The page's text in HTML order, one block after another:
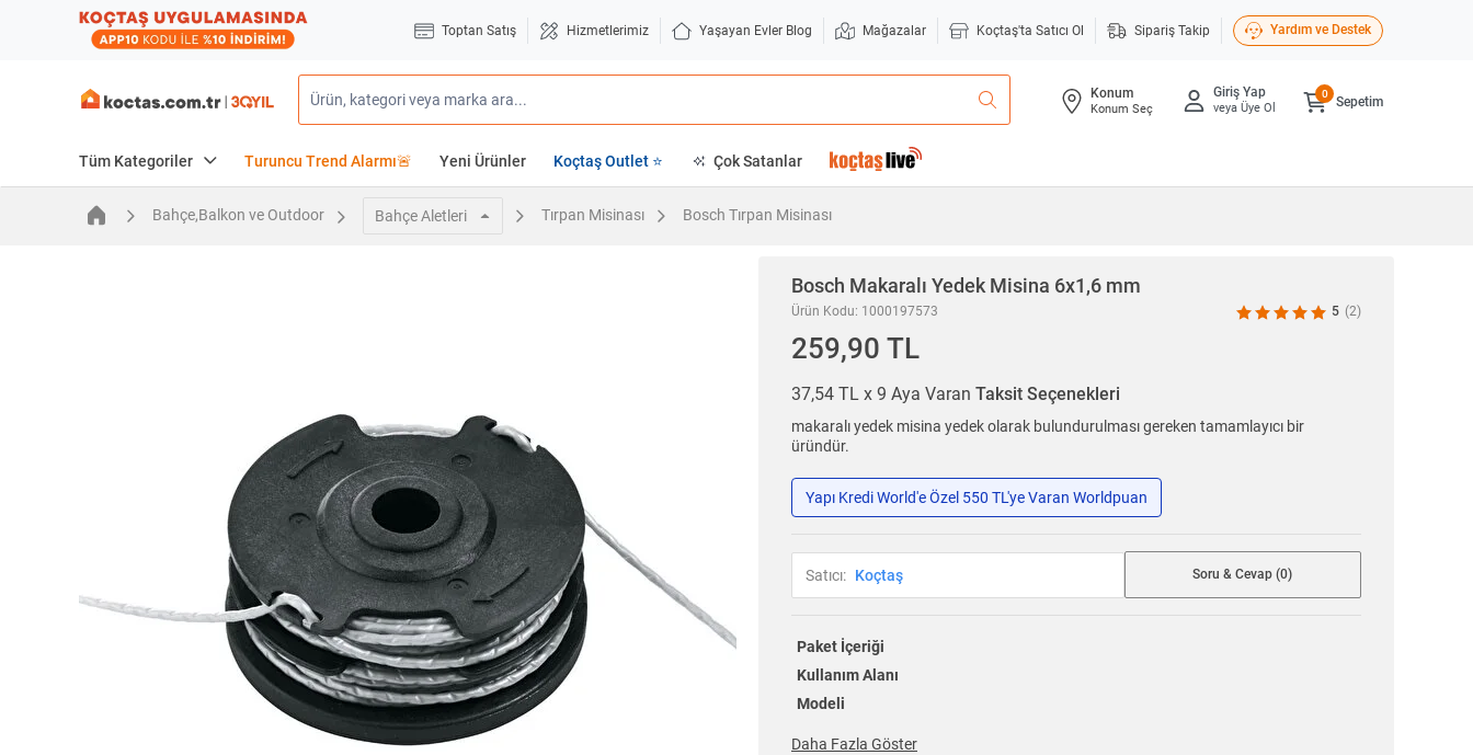
Toptan Satış Hizmetlerimiz Yaşayan Evler Blog Mağazalar Koçtaş'ta Satıcı Ol Sipariş Takip Yardım ve Destek
Konum
Konum Seç
Giriş Yap
veya Üye Ol Sepetim
0
Tüm Kategoriler Turuncu Trend Alarmı🚨 Yeni Ürünler Koçtaş Outlet ⭐ Çok Satanlar
Bahçe,Balkon ve Outdoor Bahçe Aletleri Tırpan Misinası Bosch Tırpan Misinası
Bosch Makaralı Yedek Misina 6x1,6 mm
Ürün Kodu: 1000197573 5 (2)
259,90 TL
37,54 TL x 9 Aya Varan Taksit Seçenekleri
makaralı yedek misina yedek olarak bulundurulması gereken tamamlayıcı bir
üründür.
Yapı Kredi World'e Özel 550 TL'ye Varan Worldpuan
Satıcı: Koçtaş Soru & Cevap (0)
Paket İçeriği
Kullanım Alanı
Modeli
Daha Fazla Göster